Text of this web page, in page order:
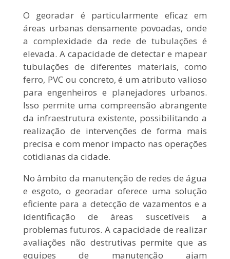
O georadar é particularmente eficaz em
áreas urbanas densamente povoadas, onde
a complexidade da rede de tubulações é
elevada. A capacidade de detectar e mapear
tubulações de diferentes materiais, como
ferro, PVC ou concreto, é um atributo valioso
para engenheiros e planejadores urbanos.
Isso permite uma compreensão abrangente
da infraestrutura existente, possibilitando a
realização de intervenções de forma mais
precisa e com menor impacto nas operações
cotidianas da cidade.
No âmbito da manutenção de redes de água
e esgoto, o georadar oferece uma solução
eficiente para a detecção de vazamentos e a
identificação de áreas suscetíveis a
problemas futuros. A capacidade de realizar
avaliações não destrutivas permite que as
equipes de manutenção ajam